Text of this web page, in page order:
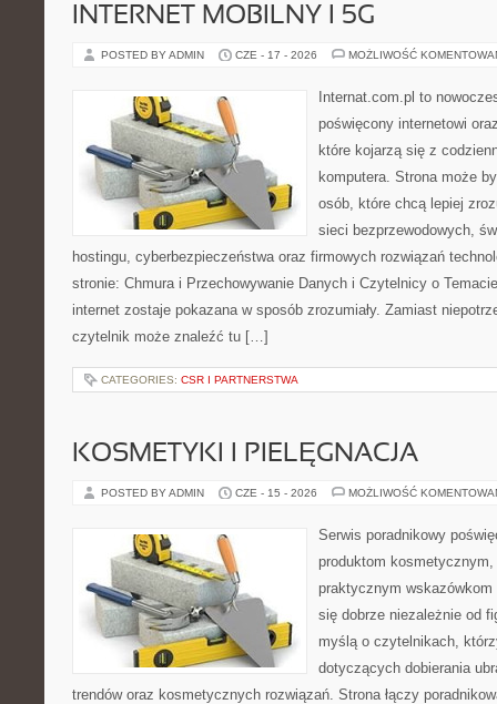
INTERNET MOBILNY I 5G
POSTED BY ADMIN CZE - 17 - 2026 MOŻLIWOŚĆ
Internat.com.pl to
poświęcony internetowi
które kojarzą się z
komputera. Strona może
osób, które chcą lepiej
sieci bezprzewodowych,
hostingu, cyberbezpieczeństwa oraz firmowych rozwiązań
stronie: Chmura i Przechowywanie Danych i Czytelnicy o
internet zostaje pokazana w sposób zrozumiały. Zamiast
czytelnik może znaleźć tu […]
CATEGORIES: CSR I PARTNERSTWA
KOSMETYKI I PIELĘGNACJA
POSTED BY ADMIN CZE - 15 - 2026 MOŻLIWOŚĆ
Serwis poradnikowy
produktom
praktycznym
się dobrze niezależnie od
myślą o czytelnikach,
dotyczących dobierania
trendów oraz kosmetycznych rozwiązań. Strona łączy